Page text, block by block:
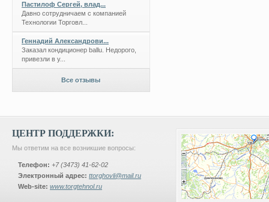
Пастилоф Сергей, влад...
Давно сотрудничаем с компанией
Технологии Торговл...
Геннадий Александрови...
Заказал кондиционер ballu. Недорого,
привезли в у...
Все отзывы
ЦЕНТР ПОДДЕРЖКИ:
Мы ответим на все возникшие вопросы:
Телефон: +7 (3473) 41-62-02
Электронный адрес: ttorghovli@mail.ru
Web-site: www.torgtehnol.ru